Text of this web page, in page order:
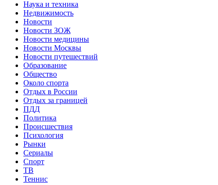
Наука и техника
Недвижимость
Новости
Новости ЗОЖ
Новости медицины
Новости Москвы
Новости путешествий
Образование
Общество
Около спорта
Отдых в России
Отдых за границей
ПДД
Политика
Происшествия
Психология
Рынки
Сериалы
Спорт
ТВ
Теннис